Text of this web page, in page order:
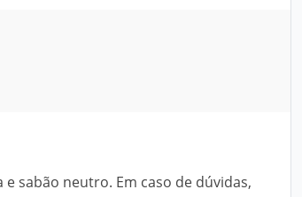
sabão neutro. Em caso de dúvidas,